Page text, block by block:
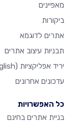
מאפיינים
ביקורות
אתרים לדוגמא
תבניות עיצוב אתרים
יריד אפליקציות (English)
עדכונים אחרונים
כל האפשרויות
בניית אתרים בחינם